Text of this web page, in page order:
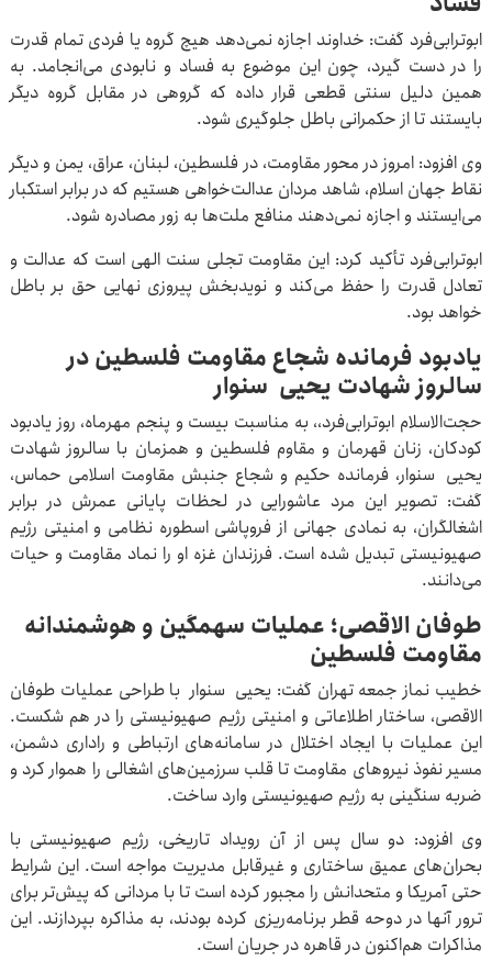
ابوترابی‌فرد گفت: خداوند اجازه نمی‌دهد هیچ گروه یا فردی تمام قدرت
را در دست گیرد، چون این موضوع به فساد و نابودی می‌انجامد. به
همین دلیل سنتی قطعی قرار داده که گروهی در مقابل گروه دیگر
بایستند تا از حکمرانی باطل جلوگیری شود.
وی افزود: امروز در محور مقاومت، در فلسطین، لبنان، عراق، یمن و دیگر
نقاط جهان اسلام، شاهد مردان عدالت‌خواهی هستیم که در برابر استکبار
می‌ایستند و اجازه نمی‌دهند منافع ملت‌ها به زور مصادره شود.
ابوترابی‌فرد تأکید کرد: این مقاومت تجلی سنت الهی است که عدالت و
تعادل قدرت را حفظ می‌کند و نویدبخش پیروزی نهایی حق بر باطل
خواهد بود.
یادبود فرمانده شجاع مقاومت فلسطین در
سالروز شهادت یحیی سنوار
حجت‌الاسلام ابوترابی‌فرد،، به مناسبت بیست و پنجم مهرماه، روز یادبود
کودکان، زنان قهرمان و مقاوم فلسطین و همزمان با سالروز شهادت
یحیی سنوار، فرمانده حکیم و شجاع جنبش مقاومت اسلامی حماس،
گفت: تصویر این مرد عاشورایی در لحظات پایانی عمرش در برابر
اشغالگران، به نمادی جهانی از فروپاشی اسطوره نظامی و امنیتی رژیم
صهیونیستی تبدیل شده است. فرزندان غزه او را نماد مقاومت و حیات
می‌دانند.
طوفان الاقصی؛ عملیات سهمگین و هوشمندانه
مقاومت فلسطین
خطیب نماز جمعه تهران گفت: یحیی سنوار با طراحی عملیات طوفان
الاقصی، ساختار اطلاعاتی و امنیتی رژیم صهیونیستی را در هم شکست.
این عملیات با ایجاد اختلال در سامانه‌های ارتباطی و راداری دشمن،
مسیر نفوذ نیروهای مقاومت تا قلب سرزمین‌های اشغالی را هموار کرد و
ضربه سنگینی به رژیم صهیونیستی وارد ساخت.
وی افزود: دو سال پس از آن رویداد تاریخی، رژیم صهیونیستی با
بحران‌های عمیق ساختاری و غیرقابل مدیریت مواجه است. این شرایط
حتی آمریکا و متحدانش را مجبور کرده است تا با مردانی که پیش‌تر برای
ترور آنها در دوحه قطر برنامه‌ریزی کرده بودند، به مذاکره بپردازند. این
مذاکرات هم‌اکنون در قاهره در جریان است.